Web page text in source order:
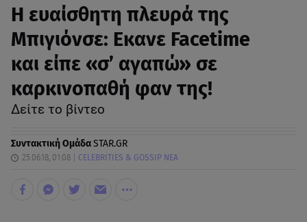
Η ευαίσθητη πλευρά της
Μπιγιόνσε: Εκανε Facetime
και είπε «σ’ αγαπώ» σε
καρκινοπαθή φαν της!
Δείτε το βίντεο
Συντακτική ΟμάδαSTAR.GR
25.06.18, 01:08 CELEBRITIES & GOSSIP ΝΕΑ